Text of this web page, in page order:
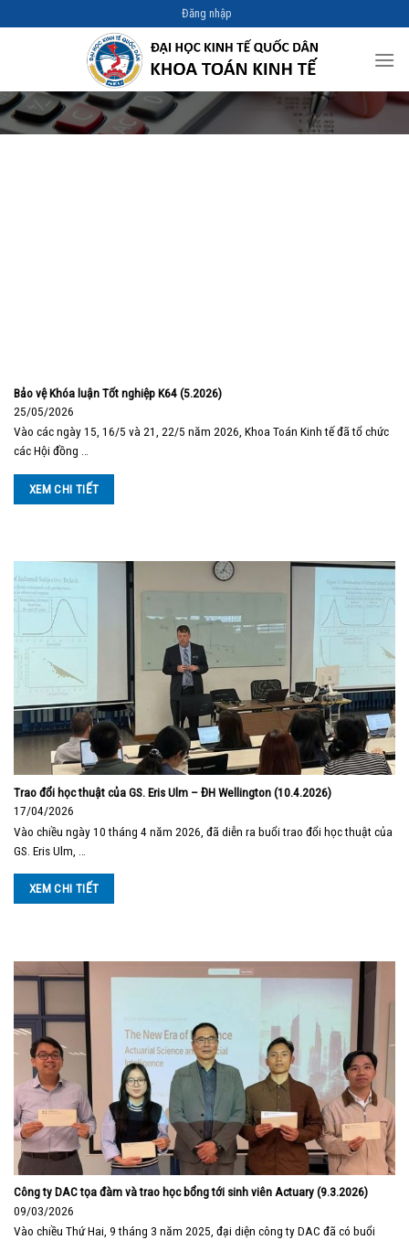
to
Đăng nhập
Bảo vệ Khóa luận Tốt nghiệp K64 (5.2026)
25/05/2026
Vào các ngày 15, 16/5 và 21, 22/5 năm 2026, Khoa Toán Kinh tế đã tổ chức
các Hội đồng …
XEM CHI TIẾT
Trao đổi học thuật của GS. Eris Ulm – ĐH Wellington (10.4.2026)
17/04/2026
Vào chiều ngày 10 tháng 4 năm 2026, đã diễn ra buổi trao đổi học thuật của
GS. Eris Ulm, …
XEM CHI TIẾT
Công ty DAC tọa đàm và trao học bổng tới sinh viên Actuary (9.3.2026)
09/03/2026
Vào chiều Thứ Hai, 9 tháng 3 năm 2025, đại diện công ty DAC đã có buổi